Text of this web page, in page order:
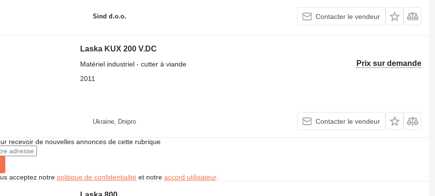
Sind d.o.o. Contacter le vendeur
Laska KUX 200 V.DC
Prix sur demande
Matériel industriel - cutter à viande
2011
Ukraine, Dnipro Contacter le vendeur
recevoir de nouvelles annonces de cette rubrique
acceptez notre politique de confidentialité et notre accord utilisateur.